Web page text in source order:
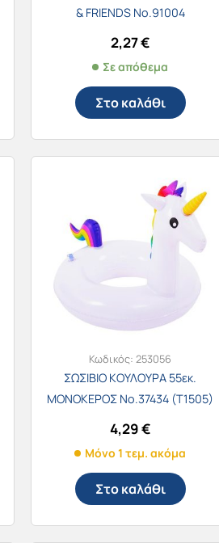
& FRIENDS Νο.91004
2,27€
Σε απόθεμα
Στο καλάθι
Κωδικός:253056
ΣΩΣΙΒΙΟ ΚΟΥΛΟΥΡΑ 55εκ.
ΜΟΝΟΚΕΡΟΣ Νο.37434 (Τ1505)
4,29€
Μόνο 1 τεμ. ακόμα
Στο καλάθι